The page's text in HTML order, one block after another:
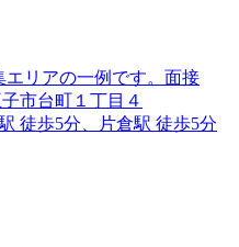
リアの一例です。面接
市台町１丁目４
徒歩5分、片倉駅 徒歩5分